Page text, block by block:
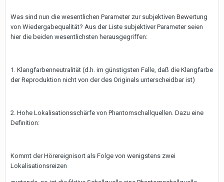
Was sind nun die wesentlichen Parameter zur subjektiven Bewertung
von Wiedergabequalität? Aus der Liste subjektiver Parameter seien
hier die beiden wesentlichsten herausgegriffen:
1. Klangfarbenneutralität (d.h. im günstigsten Falle, daß die Klangfarbe
der Reproduktion nicht von der des Originals unterscheidbar ist)
2. Hohe Lokalisationsschärfe von Phantomschallquellen. Dazu eine
Definition:
Kommt der Hörereignisort als Folge von wenigstens zwei
Lokalisationsreizen